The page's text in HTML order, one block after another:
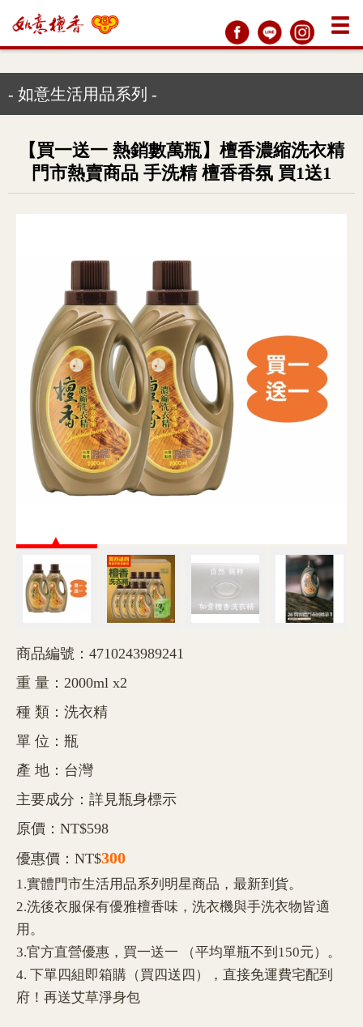
- 如意生活用品系列 -
【買一送一 熱銷數萬瓶】檀香濃縮洗衣精
門市熱賣商品 手洗精 檀香香氛 買1送1
商品編號：4710243989241
重 量：2000ml x2
種 類：洗衣精
單 位：瓶
產 地：台灣
主要成分：詳見瓶身標示
原價：NT$598
優惠價：NT$300
1.實體門市生活用品系列明星商品，最新到貨。
2.洗後衣服保有優雅檀香味，洗衣機與手洗衣物皆適
用。
3.官方直營優惠，買一送一 （平均單瓶不到150元）。
4. 下單四組即箱購（買四送四），直接免運費宅配到
府！再送艾草淨身包